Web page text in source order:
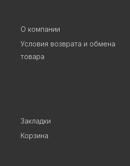
О компании
Условия возврата и обмена
товара
Закладки
Корзина